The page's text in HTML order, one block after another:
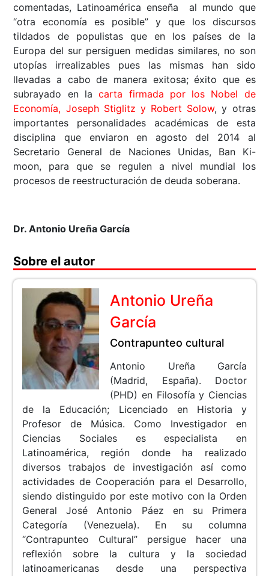
comentadas, Latinoamérica enseña al mundo que
“otra economía es posible” y que los discursos
tildados de populistas que en los países de la
Europa del sur persiguen medidas similares, no son
utopías irrealizables pues las mismas han sido
llevadas a cabo de manera exitosa; éxito que es
subrayado en lacarta firmada por los Nobel de
Economía, Joseph Stiglitz y Robert Solow, y otras
importantes personalidades académicas de esta
disciplina que enviaron en agosto del 2014 al
Secretario General de Naciones Unidas, Ban Ki-
moon, para que se regulen a nivel mundial los
procesos de reestructuración de deuda soberana.
Dr. Antonio Ureña García
Sobre el autor
Antonio Ureña
García
Contrapunteo cultural
Antonio Ureña García
(Madrid, España). Doctor
(PHD) en Filosofía y Ciencias
de la Educación; Licenciado en Historia y
Profesor de Música. Como Investigador en
Ciencias Sociales es especialista en
Latinoamérica, región donde ha realizado
diversos trabajos de investigación así como
actividades de Cooperación para el Desarrollo,
siendo distinguido por este motivo con la Orden
General José Antonio Páez en su Primera
Categoría (Venezuela). En su columna
“Contrapunteo Cultural” persigue hacer una
reflexión sobre la cultura y la sociedad
latinoamericanas desde una perspectiva